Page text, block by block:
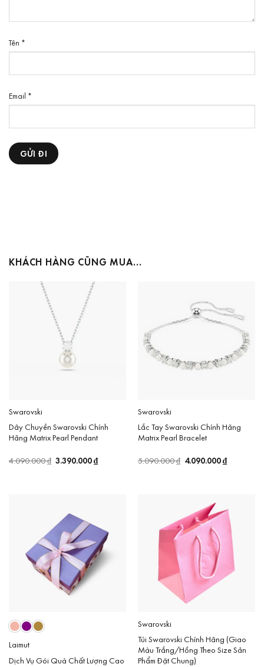
Tên *
Email *
KHÁCH HÀNG CŨNG MUA…
Swarovski
Dây Chuyền Swarovski Chính
Hãng Matrix Pearl Pendant
4.090.000₫ Giá
gốc
3.390.000₫
Swarovski
Lắc Tay Swarovski Chính Hãng
Matrix Pearl Bracelet
5.090.000₫ Giá
gốc
4.090.000₫
Laimut
Dịch Vụ Gói Quà Chất Lượng Cao
Swarovski
Túi Swarovski Chính Hãng (Giao
Màu Trắng/Hồng Theo Size Sản
Phẩm Đặt Chung)